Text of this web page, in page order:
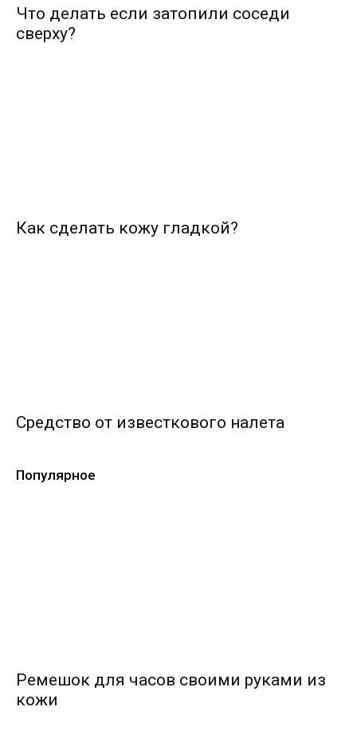
Что делать если затопили соседи
сверху?
Как сделать кожу гладкой?
Средство от известкового налета
Популярное
Ремешок для часов своими руками из
кожи